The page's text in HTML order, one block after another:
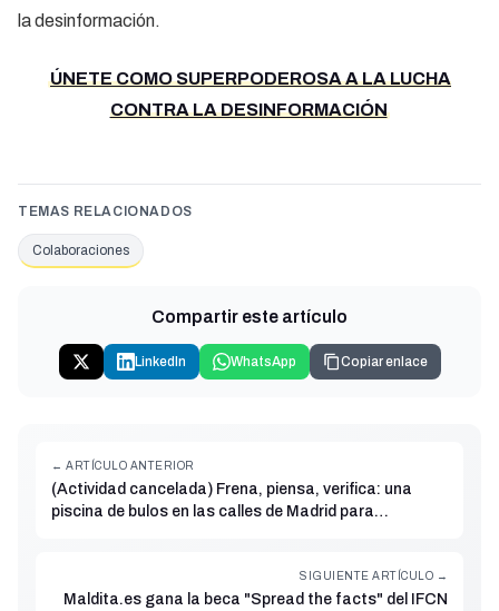
la desinformación.
ÚNETE COMO SUPERPODEROSA A LA LUCHA
CONTRA LA DESINFORMACIÓN
TEMAS RELACIONADOS
Colaboraciones
Compartir este artículo
LinkedIn WhatsApp Copiar enlace
← ARTÍCULO ANTERIOR
(Actividad cancelada) Frena, piensa, verifica: una
piscina de bulos en las calles de Madrid para
SIGUIENTE ARTÍCULO →
Maldita.es gana la beca "Spread the facts" del IFCN